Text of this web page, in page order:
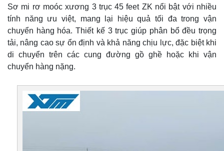
Sơ mi rơ moóc xương 3 trục 45 feet ZK nổi bật với nhiều
tính năng ưu việt, mang lại hiệu quả tối đa trong vận
chuyển hàng hóa. Thiết kế 3 trục giúp phân bổ đều trọng
tải, nâng cao sự ổn định và khả năng chịu lực, đặc biệt khi
di chuyển trên các cung đường gồ ghề hoặc khi vận
chuyển hàng nặng.